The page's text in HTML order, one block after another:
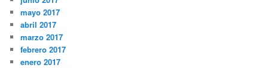
mayo 2017
abril 2017
marzo 2017
febrero 2017
enero 2017